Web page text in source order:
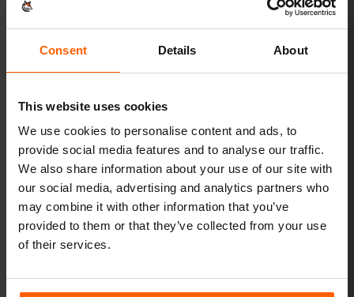
Consent Details About
This website uses cookies
We use cookies to personalise content and ads, to
provide social media features and to analyse our traffic.
We also share information about your use of our site with
our social media, advertising and analytics partners who
may combine it with other information that you’ve
provided to them or that they’ve collected from your use
of their services.
الخرائط وWhatsApp والبريد — متصل عند الحاجة فقط.
نُوصي بـ1–3 GB أسبوعيًا
الأكثر طلبًا
استخدام يومي
إضافة إلى مواقع التواصل وبث الموسيقى ومشاركة الصور.
نُوصي بـ5–10 GB شهريًا